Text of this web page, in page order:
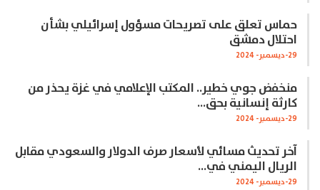
حماس تعلق على تصريحات مسؤول إسرائيلي بشأن
احتلال دمشق
29-ديسمبر- 2024
منخفض جوي خطير.. المكتب الإعلامي في غزة يحذر من
كارثة إنسانية بحق…
29-ديسمبر- 2024
آخر تحديث مسائي لأسعار صرف الدولار والسعودي مقابل
الريال اليمني في…
29-ديسمبر- 2024